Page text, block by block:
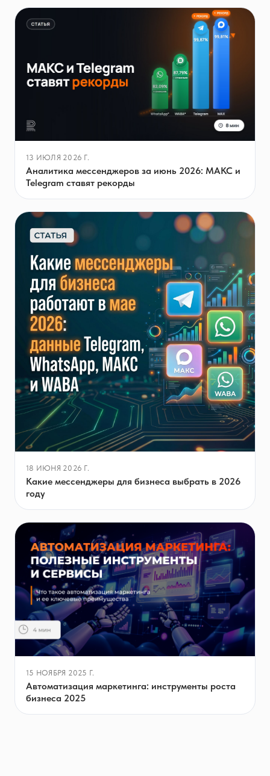
13 ИЮЛЯ 2026 Г.
Аналитика мессенджеров за июнь 2026: МАКС и
Telegram ставят рекорды
18 ИЮНЯ 2026 Г.
Какие мессенджеры для бизнеса выбрать в 2026
году
15 НОЯБРЯ 2025 Г.
Автоматизация маркетинга: инструменты роста
бизнеса 2025